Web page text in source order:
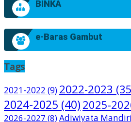
BINKA
e-Baras Gambut
Tags
2021-2022 (9) 2022-2023
2024-2025 (40) 2025-
2026-2027 (8)Adiwiyata Mandiri